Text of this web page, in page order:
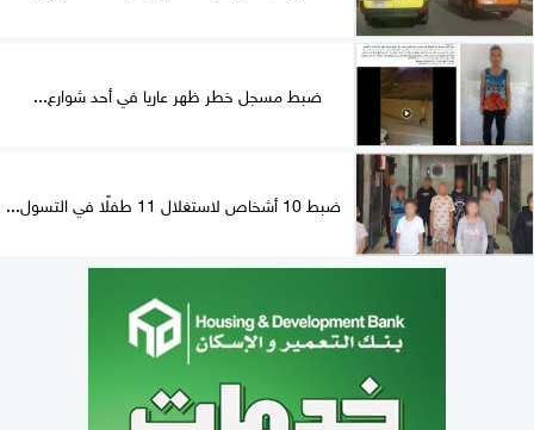
ضبط مسجل خطر ظهر عاريا في أحد شوارع...
ضبط 10 أشخاص لاستغلال 11 طفلًا في التسول...